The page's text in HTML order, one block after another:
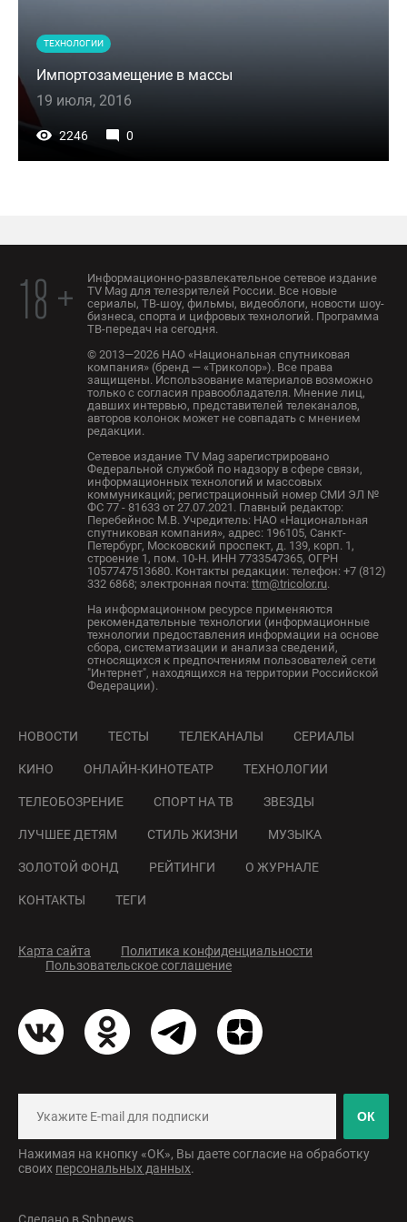
ТЕХНОЛОГИИ
Импортозамещение в массы
19 июля, 2016
2246 0
18 +
Информационно-развлекательное сетевое издание
TV Mag для телезрителей России. Все новые
сериалы, ТВ-шоу, фильмы, видеоблоги, новости шоу-
бизнеса, спорта и цифровых технологий. Программа
ТВ-передач на сегодня.
© 2013—2026 НАО «Национальная спутниковая
компания» (бренд — «Триколор»). Все права
защищены. Использование материалов возможно
только с согласия правообладателя. Мнение лиц,
давших интервью, представителей телеканалов,
авторов колонок может не совпадать с мнением
редакции.
Сетевое издание TV Mag зарегистрировано
Федеральной службой по надзору в сфере связи,
информационных технологий и массовых
коммуникаций; регистрационный номер СМИ ЭЛ №
ФС 77 - 81633 от 27.07.2021. Главный редактор:
Перебейнос М.В. Учредитель: НАО «Национальная
спутниковая компания», адрес: 196105, Санкт-
Петербург, Московский проспект, д. 139, корп. 1,
строение 1, пом. 10-Н. ИНН 7733547365, ОГРН
1057747513680. Контакты редакции: телефон: +7 (812)
332 6868; электронная почта: ttm@tricolor.ru.
На информационном ресурсе применяются
рекомендательные технологии (информационные
технологии предоставления информации на основе
сбора, систематизации и анализа сведений,
относящихся к предпочтениям пользователей сети
"Интернет", находящихся на территории Российской
Федерации).
НОВОСТИ ТЕСТЫ ТЕЛЕКАНАЛЫ СЕРИАЛЫ
КИНО ОНЛАЙН-КИНОТЕАТР ТЕХНОЛОГИИ
ТЕЛЕОБОЗРЕНИЕ СПОРТ НА ТВ ЗВЕЗДЫ
ЛУЧШЕЕ ДЕТЯМ СТИЛЬ ЖИЗНИ МУЗЫКА
ЗОЛОТОЙ ФОНД РЕЙТИНГИ О ЖУРНАЛЕ
КОНТАКТЫ ТЕГИ
Карта сайта
Политика конфиденциальности
Пользовательское соглашение
ОК
Нажимая на кнопку «ОК», Вы даете согласие на обработку
своих персональных данных.